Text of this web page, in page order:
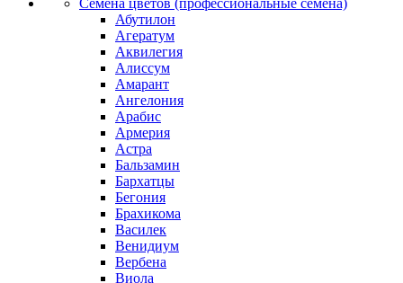
Семена цветов (профессиональные семена)
Абутилон
Агератум
Аквилегия
Алиссум
Амарант
Ангелония
Арабис
Армерия
Астра
Бальзамин
Бархатцы
Бегония
Брахикома
Василек
Венидиум
Вербена
Виола